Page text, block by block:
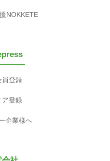
NOKKETE
員登録
ア登録
企業様へ